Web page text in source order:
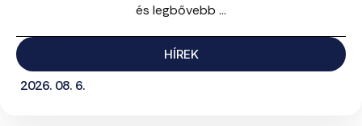
és legbővebb ...
HÍREK
2026. 08. 6.